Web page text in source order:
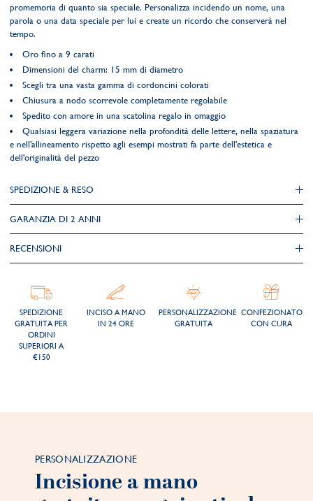
promemoria di quanto sia speciale. Personalizza incidendo un nome, una
parola o una data speciale per lui e create un ricordo che conserverà nel
tempo.
Oro fino a 9 carati
Dimensioni del charm: 15 mm di diametro
Scegli tra una vasta gamma di cordoncini colorati
Chiusura a nodo scorrevole completamente regolabile
Spedito con amore in una scatolina regalo in omaggio
Qualsiasi leggera variazione nella profondità delle lettere, nella spaziatura
e nell'allineamento rispetto agli esempi mostrati fa parte dell'estetica e
dell'originalità del pezzo
SPEDIZIONE & RESO
GARANZIA DI 2 ANNI
RECENSIONI
SPEDIZIONE
GRATUITA PER
ORDINI
SUPERIORI A
€150
INCISO A MANO
IN 24 ORE
PERSONALIZZAZIONE
GRATUITA
CONFEZIONATO
CON CURA
PERSONALIZZAZIONE
Incisione a mano